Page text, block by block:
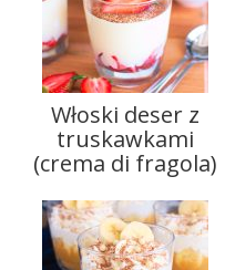
Włoski deser z
truskawkami
(crema di fragola)